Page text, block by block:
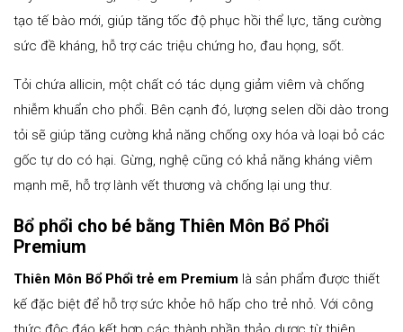
tạo tế bào mới, giúp tăng tốc độ phục hồi thể lực, tăng cường
sức đề kháng, hỗ trợ các triệu chứng ho, đau họng, sốt.
Tỏi chứa allicin, một chất có tác dụng giảm viêm và chống
nhiễm khuẩn cho phổi. Bên cạnh đó, lượng selen dồi dào trong
tỏi sẽ giúp tăng cường khả năng chống oxy hóa và loại bỏ các
gốc tự do có hại. Gừng, nghệ cũng có khả năng kháng viêm
mạnh mẽ, hỗ trợ lành vết thương và chống lại ung thư.
Bổ phổi cho bé bằng Thiên Môn Bổ Phổi
Premium
Thiên Môn Bổ Phổi trẻ em Premium là sản phẩm được thiết
kế đặc biệt để hỗ trợ sức khỏe hô hấp cho trẻ nhỏ. Với công